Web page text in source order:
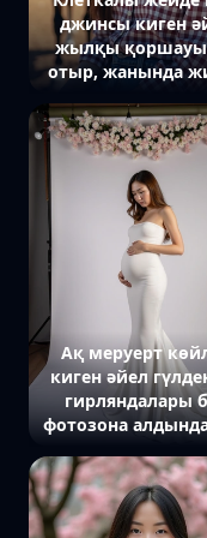
джинсы киген
жылқы
отыр, жанында
көк аспан.
Ақ меруерт
киген әйел
гирляндалары
фотозона
төмен
Артында ақшыл
және